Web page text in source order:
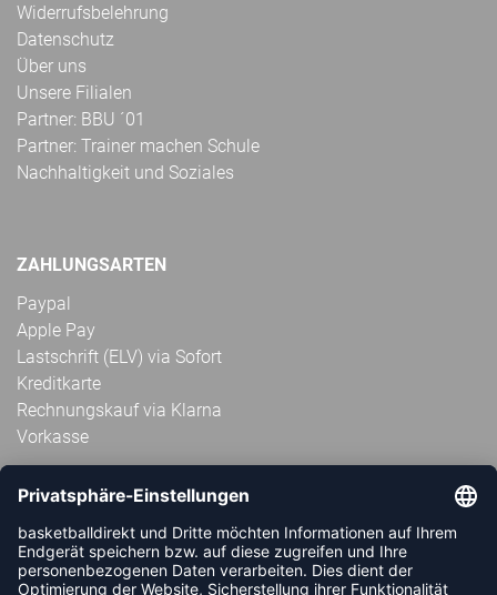
Widerrufsbelehrung
Datenschutz
Über uns
Unsere Filialen
Partner: BBU ´01
Partner: Trainer machen Schule
Nachhaltigkeit und Soziales
ZAHLUNGSARTEN
Paypal
Apple Pay
Lastschrift (ELV) via Sofort
Kreditkarte
Rechnungskauf via Klarna
Vorkasse
ABONNIERE JETZT DEN KOSTENLOSEN
HANDBALLDIREKT-NEWSLETTER UND VERPASSE KEINE
NEUIGKEIT ODER AKTION MEHR.